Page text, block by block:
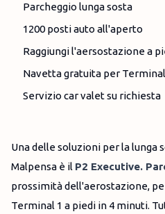
Parcheggio lunga sosta
1200 posti auto all'aperto
Raggiungi l'aersostazione a
Navetta gratuita per
Servizio car valet su richiesta
Una delle soluzioni per la lunga
Malpensa è il P2 Executive.
prossimità dell'aerostazione,
Terminal 1 a piedi in 4 minuti.